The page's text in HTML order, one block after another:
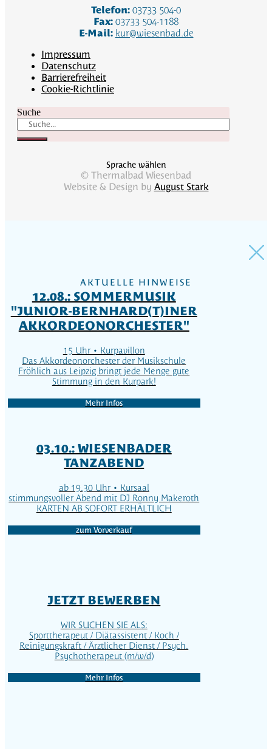
Telefon: 03733 504-0
Fax: 03733 504-1188
E-Mail: kur@wiesenbad.de
Impressum
Datenschutz
Barrierefreiheit
Cookie-Richtlinie
Suche
Sprache wählen
© Thermalbad Wiesenbad
Website & Design by August Stark
AKTUELLE HINWEISE
12.08.: SOMMERMUSIK
"JUNIOR-BERNHARD(T)INER
AKKORDEONORCHESTER"
15 Uhr • Kurpavillon
Das Akkordeonorchester der Musikschule
Fröhlich aus Leipzig bringt jede Menge gute
Stimmung in den Kurpark!
Mehr Infos
03.10.: WIESENBADER
TANZABEND
ab 19.30 Uhr • Kursaal
stimmungsvoller Abend mit DJ Ronny Makeroth
KARTEN AB SOFORT ERHÄLTLICH
zum Vorverkauf
JETZT BEWERBEN
WIR SUCHEN SIE ALS:
Sporttherapeut / Diätassistent / Koch /
Reinigungskraft / Ärztlicher Dienst / Psych.
Psychotherapeut (m/w/d)
Mehr Infos